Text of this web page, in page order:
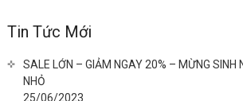
Tin Tức Mới
SALE LỚN – GIẢM NGAY 20% – MỪNG SINH
NHỎ
25/06/2023